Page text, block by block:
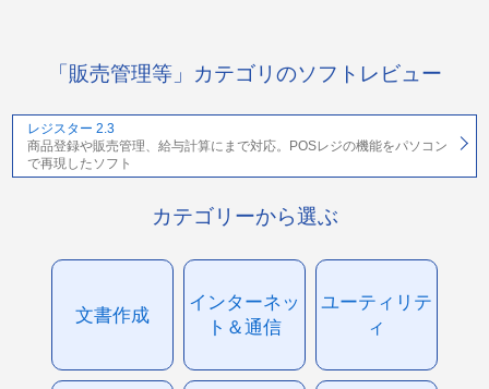
「販売管理等」カテゴリのソフトレビュー
レジスター 2.3
商品登録や販売管理、給与計算にまで対応。POSレジの機能をパソコン
で再現したソフト
カテゴリーから選ぶ
文書作成
インターネッ
ト＆通信
ユーティリテ
ィ